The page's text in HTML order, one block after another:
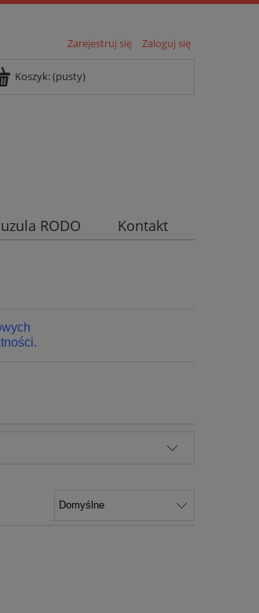
Zarejestruj się
Zaloguj się
Koszyk:(pusty)
RODO Kontakt